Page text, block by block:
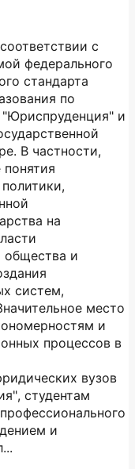
с
федерального
стандарта
по
и
В частности,
на
и
систем,
место
и
процессов в
вузов
студентам
и